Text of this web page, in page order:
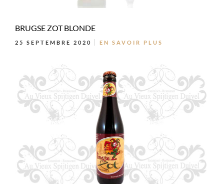
BRUGSE ZOT BLONDE
25 SEPTEMBRE 2020 EN SAVOIR PLUS